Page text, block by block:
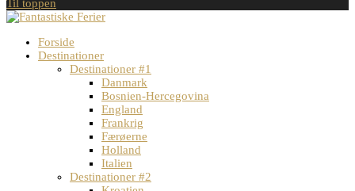
Til toppen
Forside
Destinationer
Destinationer #1
Danmark
Bosnien-Hercegovina
England
Frankrig
Færøerne
Holland
Italien
Destinationer #2